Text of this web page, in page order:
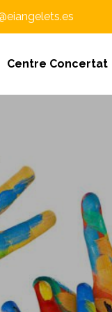
Centre Concertat